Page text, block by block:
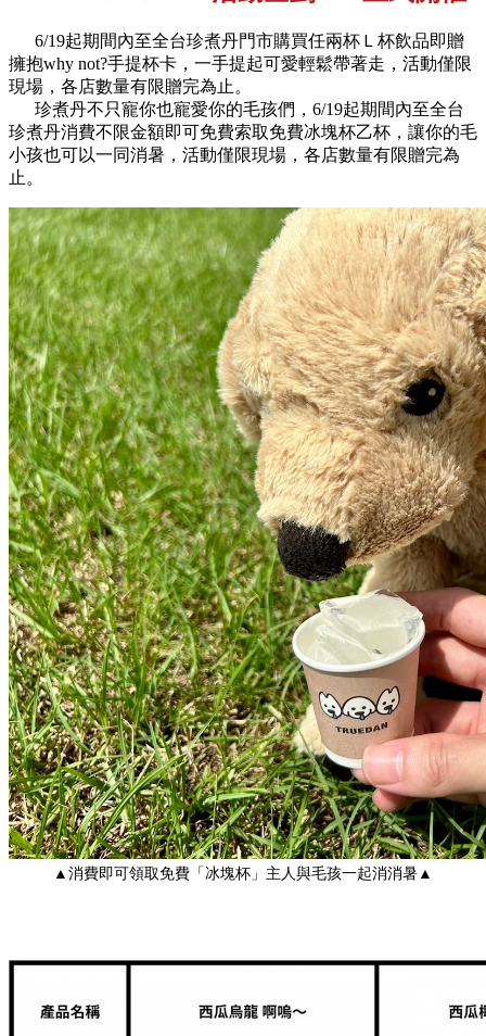
6/19起期間內至全台珍煮丹門市購買任兩杯Ｌ杯飲品即贈
擁抱why not?手提杯卡，一手提起可愛輕鬆帶著走，活動僅限
現場，各店數量有限贈完為止。
珍煮丹不只寵你也寵愛你的毛孩們，6/19起期間內至全台
珍煮丹消費不限金額即可免費索取免費冰塊杯乙杯，讓你的毛
小孩也可以一同消暑，活動僅限現場，各店數量有限贈完為
止。
▲消費即可領取免費「冰塊杯」主人與毛孩一起消消暑▲